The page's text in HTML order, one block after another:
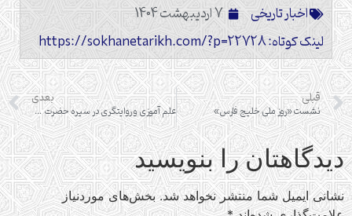
اخبار تاریخی
7 اردیبهشت 1404
لینک کوتاه: https://sokhanetarikh.com/?p=22728
قبلی
نشست «روز ملی خلیج فارس»
بعدی
علم آموزی و روایتگری در سیره حضرت معصومه (علیها السلام)
دیدگاهتان را بنویسید
نشانی ایمیل شما منتشر نخواهد شد. بخش‌های موردنیاز